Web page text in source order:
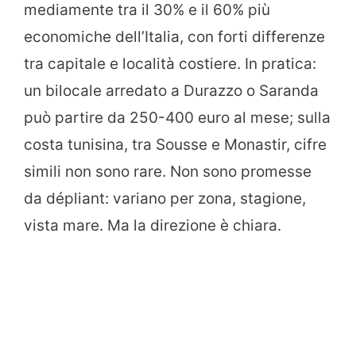
mediamente tra il 30% e il 60% più
economiche dell’Italia, con forti differenze
tra capitale e località costiere. In pratica:
un bilocale arredato a Durazzo o Saranda
può partire da 250-400 euro al mese; sulla
costa tunisina, tra Sousse e Monastir, cifre
simili non sono rare. Non sono promesse
da dépliant: variano per zona, stagione,
vista mare. Ma la direzione è chiara.